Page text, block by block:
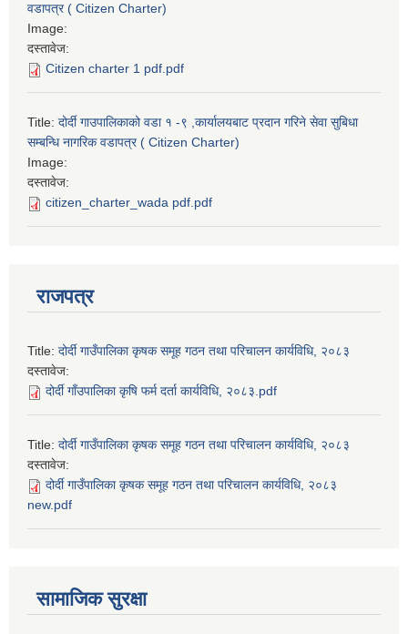
वडापत्र ( Citizen Charter)
Image:
दस्तावेज:
Citizen charter 1 pdf.pdf
Title: दोर्दी गाउपालिकाको वडा १ -९ ,कार्यालयबाट प्रदान गरिने सेवा सुबिधा
सम्बन्धि नागरिक वडापत्र ( Citizen Charter)
Image:
दस्तावेज:
citizen_charter_wada pdf.pdf
राजपत्र
Title: दोर्दी गाउँपालिका कृषक समूह गठन तथा परिचालन कार्यविधि, २०८३
दस्तावेज:
दोर्दी गाँउपालिका कृषि फर्म दर्ता कार्यविधि, २०८३.pdf
Title: दोर्दी गाउँपालिका कृषक समूह गठन तथा परिचालन कार्यविधि, २०८३
दस्तावेज:
दोर्दी गाउँपालिका कृषक समूह गठन तथा परिचालन कार्यविधि, २०८३
new.pdf
सामाजिक सुरक्षा